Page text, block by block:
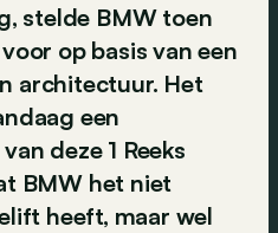
stelde BMW toen
op basis van een
architectuur. Het
een
deze 1 Reeks
BMW het niet
heeft, maar wel